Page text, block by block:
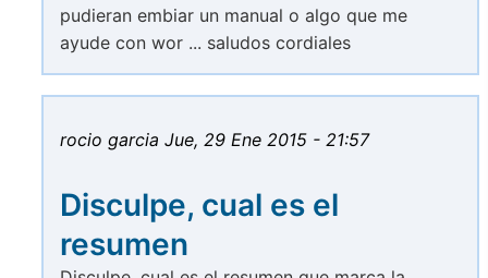
pudieran embiar un manual o algo que me
ayude con wor ... saludos cordiales
rocio garcia Jue, 29 Ene 2015 - 21:57
Disculpe, cual es el
resumen